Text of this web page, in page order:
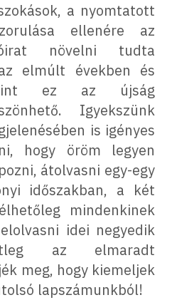
a nyomtatott
ellenére az
növelni tudta
elmúlt években és
ez az újság
Igyekszünk
is igényes
hogy öröm legyen
átolvasni egy-egy
időszakban, a két
mindenkinek
idei negyedik
az elmaradt
meg, hogy kiemeljek
lapszámunkból!